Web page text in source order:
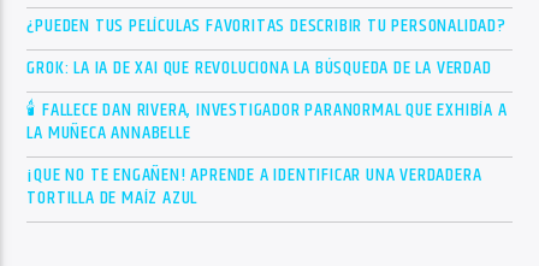
¿PUEDEN TUS PELÍCULAS FAVORITAS DESCRIBIR TU PERSONALIDAD?
GROK: LA IA DE XAI QUE REVOLUCIONA LA BÚSQUEDA DE LA VERDAD
🕯 FALLECE DAN RIVERA, INVESTIGADOR PARANORMAL QUE EXHIBÍA A
LA MUÑECA ANNABELLE
¡QUE NO TE ENGAÑEN! APRENDE A IDENTIFICAR UNA VERDADERA
TORTILLA DE MAÍZ AZUL